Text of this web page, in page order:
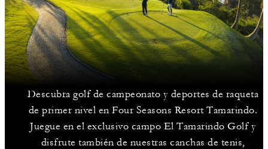
Descubra golf de campeonato y deportes de raqueta
de primer nivel en Four Seasons Resort Tamarindo.
Juegue en el exclusivo campo El Tamarindo Golf y
disfrute también de nuestras canchas de tenis,